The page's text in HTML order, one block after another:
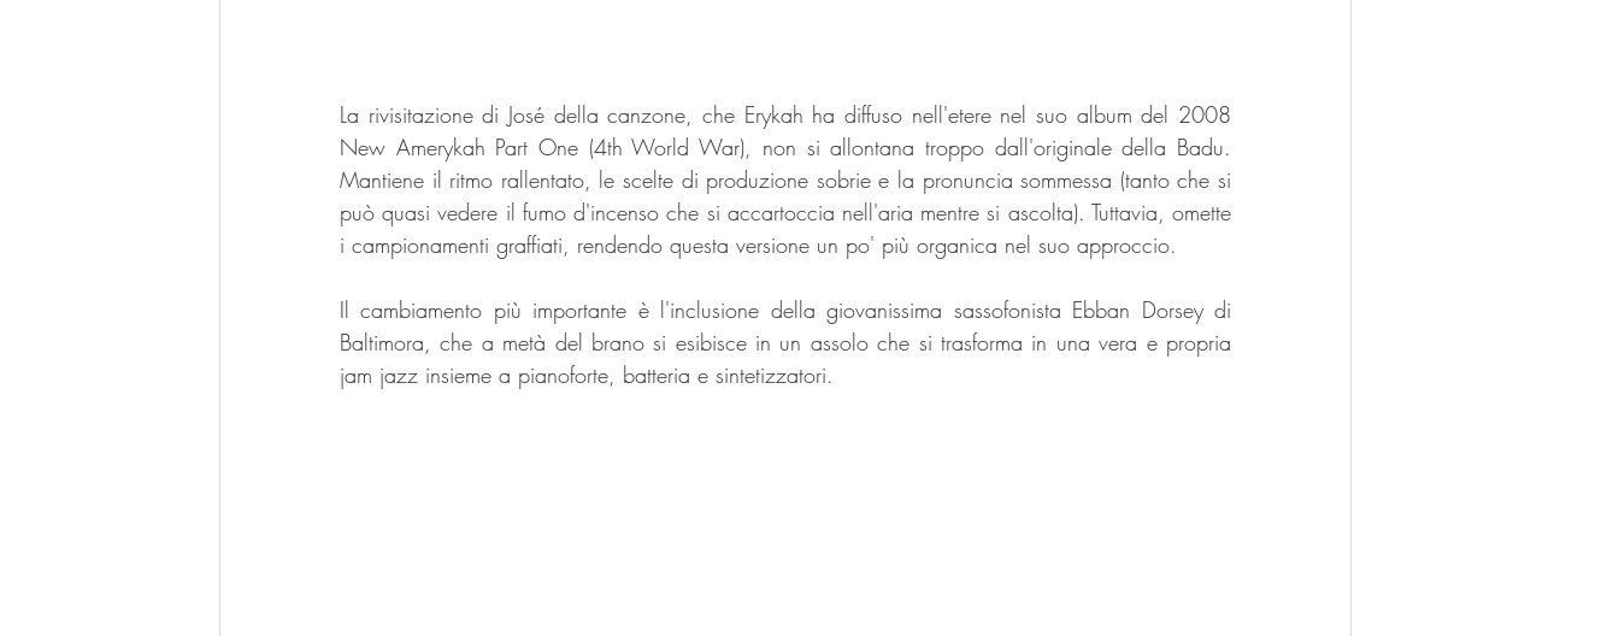
La rivisitazione di José della canzone, che Erykah ha diffuso nell'etere nel suo album del 2008
New Amerykah Part One (4th World War), non si allontana troppo dall'originale della Badu.
Mantiene il ritmo rallentato, le scelte di produzione sobrie e la pronuncia sommessa (tanto che si
può quasi vedere il fumo d'incenso che si accartoccia nell'aria mentre si ascolta). Tuttavia, omette
i campionamenti graffiati, rendendo questa versione un po' più organica nel suo approccio.
Il cambiamento più importante è l'inclusione della giovanissima sassofonista Ebban Dorsey di
Baltimora, che a metà del brano si esibisce in un assolo che si trasforma in una vera e propria
jam jazz insieme a pianoforte, batteria e sintetizzatori.